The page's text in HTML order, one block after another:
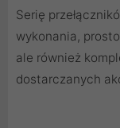
Serię
wykonania,
ale również
dostarczanych